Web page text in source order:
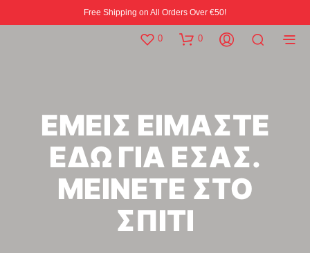
Free Shipping on All Orders Over €50!
0 0
ΕΜΕΙΣ ΕΙΜΑΣΤΕ
ΕΔΩ ΓΙΑ ΕΣΑΣ.
ΜΕΙΝΕΤΕ ΣΤΟ
ΣΠΙΤΙ